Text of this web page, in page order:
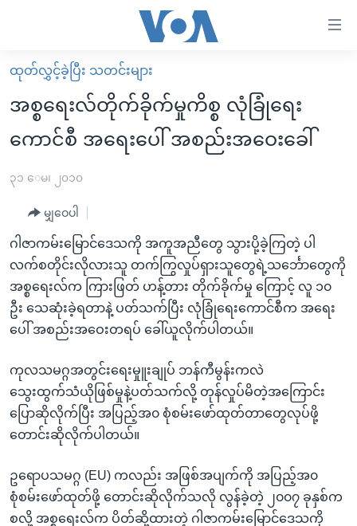
လွယ်ကူ
စေ
သည့်
များ
အကြောင်းအရာ
ကြည့်
ရန်
ညွန်း
စာမျက်နှာ
ရန်
ရှာဖွေ
မူလစာမျက်နှာ
မြန်မာ
ကမ္ဘာ့သတင်းများ
အစ္စရေး-ပါလက်စတိုင်း
ရပ်ဝန်းတခု လမ်းတခု အလွန်
အင်္ဂလိပ်စာလေ့လာမယ်
အမေရိကန်သုံးအီဒီယံ
မကြေးမုံရဲ့ အင်္ဂလိပ်စာ
ရုပ်ရှင်ထဲက အင်္ဂလိပ်စာ
သုတပဒေသာ အင်္ဂလိပ်စာ
အပတ်စဉ်ကဏ္ဍများ
ရေဒီယို
ရေဒီယိုနှင့်ရုပ်သံ အချက်အလက်များ
ရေဒီယို/တီဗွီအစီအစဉ်
Learning English
ဗွီအိုအေ လူမှုကွန်ယက်များ
ဘာသာစကားများ
ထုတ်လွှင့်ခဲ့ပြီး သတင်းများ
အစ္စရေးလ်တိုက်ခိုက်မှုကိစ္စ လုံခြုံရေး
ကောင်စီ အရေးပေါ် အစည်းအဝေးခေါ်
၃၁ ေမ၊ ၂၀၁၀
မျှဝေပါ
ဂါဇာကမ်းမြောင်ဒေသကို အကူအညီတွေ သွားပို့ခဲ့ကြတဲ့ ပါ
လက်စတိုင်းလိုလားသူ တက်ကြွလှုပ်ရှားသူတွေရဲ့သင်္ဘောတွေကို
အစ္စရေးလ်က ကြားဖြတ် ဟန့်တား တိုက်ခိုက်မှု ကြောင့် လူ ၁၀
ဦး သေဆုံးခဲ့ရတာနဲ့ ပတ်သက်ပြီး လုံခြုံရေးကောင်စီက အရေး
ပေါ် အစည်းအဝေးတရပ် ခေါ်ယူလိုက်ပါတယ်။
ကုလသမဂ္ဂအတွင်းရေးမှုူးချုပ် ဘန်ကီမွန်းကလဲ
သွေးထွက်သံယိုဖြစ်မှုနဲ့ပတ်သက်လို့ တုန်လှုပ်မိတဲ့အကြောင်း
ပြောဆိုလိုက်ပြီး အပြည့်အ၀ စုံစမ်းဖော်ထုတ်တာတွေလုပ်ဖို့
တောင်းဆိုလိုက်ပါတယ်။
ဥရောပသမဂ္ဂ (EU) ကလည်း အဖြစ်အပျက်ကို အပြည့်အ၀
စုံစမ်းဖော်ထုတ်ဖို့ တောင်းဆိုလိုက်သလို လွန်ခဲ့တဲ့ ၂၀၀၇ ခုနှစ်က
စလို့ အစ္စရေးလ်က ပိတ်ဆို့ထားတဲ့ ဂါဇာကမ်းမြောင်ဒေသကို